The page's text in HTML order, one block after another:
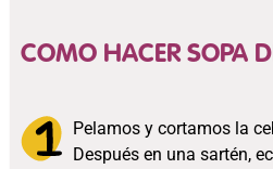
COMO HACER SOPA
Pelamos y cortamos la
Después en una sartén,